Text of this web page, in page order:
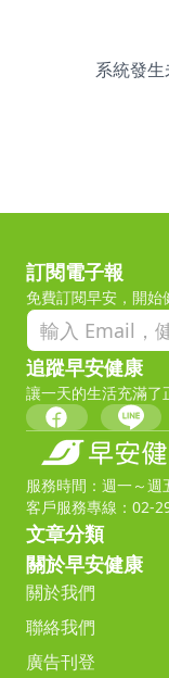
系統發生
訂閱電子報
免費訂閱早安，開始
追蹤早安健康
讓一天的生活充滿了
服務時間：週一～
客戶服務專線：02-
文章分類
關於早安健康
關於我們
聯絡我們
廣告刊登